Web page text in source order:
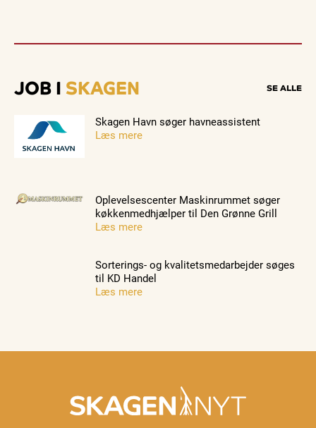
JOB I SKAGEN SE ALLE
Skagen Havn søger havneassistent
Læs mere
Oplevelsescenter Maskinrummet søger
køkkenmedhjælper til Den Grønne Grill
Læs mere
Sorterings- og kvalitetsmedarbejder søges
til KD Handel
Læs mere